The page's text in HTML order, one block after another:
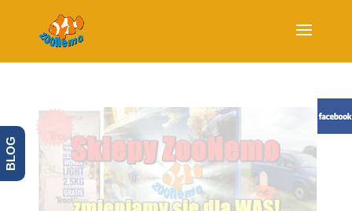
BLOG